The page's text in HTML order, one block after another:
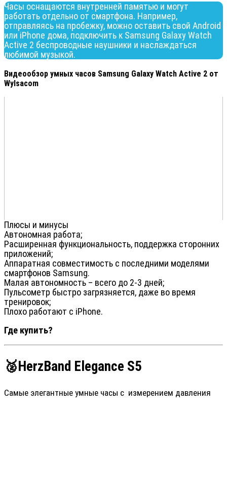
Часы оснащаются внутренней памятью и могут
работать отдельно от смартфона. Например,
отправляясь на пробежку, можно оставить свой Android
или iPhone дома, подключить к Samsung Galaxy Watch
Active 2 беспроводные наушники и наслаждаться
любимой музыкой.
Видеообзор умных часов Samsung Galaxy Watch Active 2 от
Wylsacom
Плюсы и минусы
Автономная работа;
Расширенная функциональность, поддержка сторонних
приложений;
Аппаратная совместимость с последними моделями
смартфонов Samsung.
Малая автономность – всего до 2-3 дней;
Пульсометр быстро загрязняется, даже во время
тренировок;
Плохо работают с iPhone.
Где купить?
🥈HerzBand Elegance S5
Самые элегантные умные часы с измерением давления